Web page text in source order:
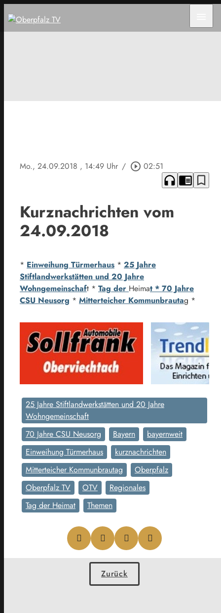
Mo., 24.09.2018 , 14:49 Uhr / play_circle_outline 02:51
headphones chrome_reader_mode bookmark_border
Kurznachrichten vom
24.09.2018
* Einweihung Türmerhaus * 25 Jahre
Stiftlandwerkstätten und 20 Jahre
Wohngemeinschaft * Tag der Heimat * 70 Jahre
CSU Neusorg * Mitterteicher Kommunbrautag *
25 Jahre Stiftlandwerkstätten und 20 Jahre
Wohngemeinschaft
70 Jahre CSU Neusorg
Bayern
bayernweit
Einweihung Türmerhaus
kurznachrichten
Mitterteicher Kommunbrautag
Oberpfalz
Oberpfalz TV
OTV
Regionales
Tag der Heimat
Themen
Zurück